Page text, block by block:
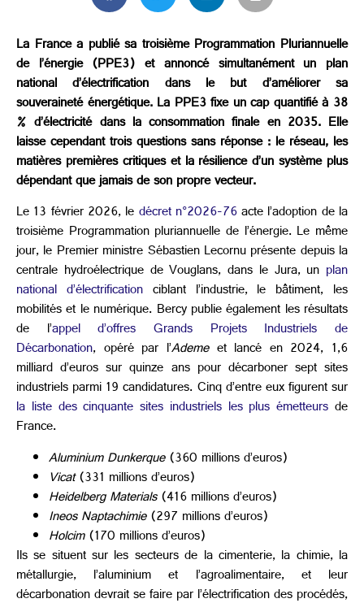
La France a publié sa troisième Programmation Pluriannuelle
de l’énergie (PPE3) et annoncé simultanément un plan
national d’électrification dans le but d’améliorer sa
souveraineté énergétique. La PPE3 fixe un cap quantifié à 38
% d’électricité dans la consommation finale en 2035. Elle
laisse cependant trois questions sans réponse : le réseau, les
matières premières critiques et la résilience d’un système plus
dépendant que jamais de son propre vecteur.
Le 13 février 2026, ledécret n°2026-76acte l’adoption de la
troisième Programmation pluriannuelle de l’énergie. Le même
jour, le Premier ministre Sébastien Lecornu présente depuis la
centrale hydroélectrique de Vouglans, dans le Jura, un plan
national d’électrificationciblant l’industrie, le bâtiment, les
mobilités et le numérique. Bercy publie également les résultats
de l’appel d’offres Grands Projets Industriels de
Décarbonation, opéré par l’Ademeet lancé en 2024, 1,6
milliard d’euros sur quinze ans pour décarboner sept sites
industriels parmi 19 candidatures. Cinq d’entre eux figurent sur
la liste des cinquante sites industriels les plus émetteurs de
France.
Aluminium Dunkerque(360 millions d’euros)
Vicat(331 millions d’euros)
Heidelberg Materials(416 millions d’euros)
Ineos Naptachimie(297 millions d’euros)
Holcim(170 millions d’euros)
Ils se situent sur les secteurs de la cimenterie, la chimie, la
métallurgie, l’aluminium et l’agroalimentaire, et leur
décarbonation devrait se faire par l’électrification des procédés,